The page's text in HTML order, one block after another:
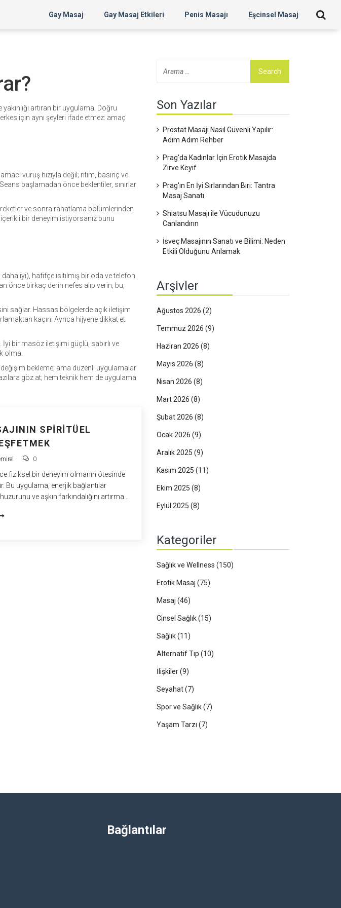
Gay Masaj Gay Masaj Etkileri Penis Masajı Eşcinsel Masaj
artıran bir uygulama. Doğru
için aynı şeyleri ifade etmez: amaç
vuruş hızıyla değil; ritim, basınç ve
başlamadan önce beklentiler, sınırlar
ve sonra rahatlama bölümlerinden
bir deneyim istiyorsanız bunu
iyi), hafifçe ısıtılmış bir oda ve telefon
önce birkaç derin nefes alıp verin; bu,
sağlar. Hassas bölgelerde açık iletişim
kaçın. Ayrıca hijyene dikkat et:
bir masöz iletişimi güçlü, sabırlı ve
olma.
değişim bekleme; ama düzenli uygulamalar
göz at; hem teknik hem de uygulama
SPIRITÜEL
0
fiziksel bir deneyim olmanın ötesinde
Bu uygulama, enerjik bağlantılar
ve aşkın farkındalığını artırmayı
doğasına ışık tutar. Bu makalede,
Son Yazılar
Prostat Masajı Nasıl Güvenli Yapılır:
Adım Adım Rehber
Prag'da Kadınlar İçin Erotik Masajda
Zirve Keyif
Prag'ın En İyi Sırlarından Biri: Tantra
Masaj Sanatı
Shiatsu Masajı ile Vücudunuzu
Canlandırın
İsveç Masajının Sanatı ve Bilimi: Neden
Etkili Olduğunu Anlamak
Arşivler
Ağustos 2026 (2)
Temmuz 2026 (9)
Haziran 2026 (8)
Mayıs 2026 (8)
Nisan 2026 (8)
Mart 2026 (8)
Şubat 2026 (8)
Ocak 2026 (9)
Aralık 2025 (9)
Kasım 2025 (11)
Ekim 2025 (8)
Eylül 2025 (8)
Kategoriler
Sağlık ve Wellness (150)
Erotik Masaj (75)
Masaj (46)
Cinsel Sağlık(15)
Sağlık(11)
Alternatif Tıp (10)
İlişkiler(9)
Seyahat(7)
Spor ve Sağlık(7)
Yaşam Tarzı (7)
Bağlantılar